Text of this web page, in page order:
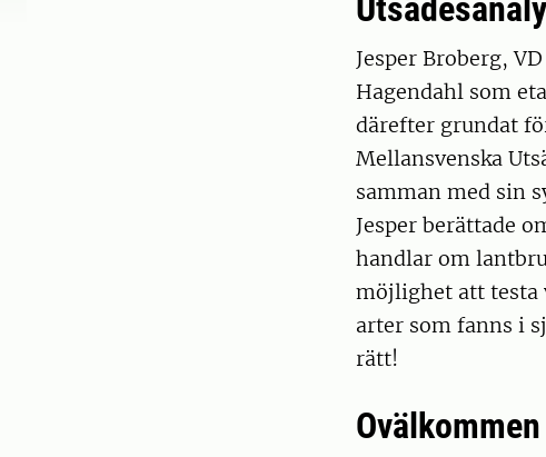
Jesper Broberg,
Hagendahl som
därefter grundat
Mellansvenska
samman med sin
Jesper berättade
handlar om
möjlighet att testa
arter som fanns i
rätt!